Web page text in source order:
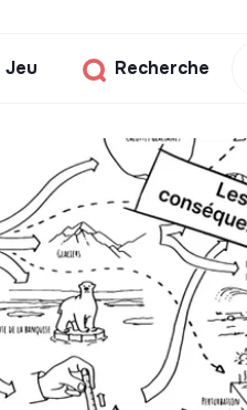
Jeu Recherche